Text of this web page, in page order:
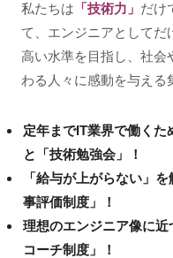
私たちは 「技術力」 だけ
て、エンジニアとしてだ
高い水準を目指し、社会
わる人々に感動を与える
定年までIT業界で働くた
と「技術勉強会」！
「給与が上がらない」
事評価制度」！
理想のエンジニア像に
コーチ制度」！